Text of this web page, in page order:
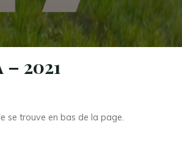
2021
se trouve en bas de la page.